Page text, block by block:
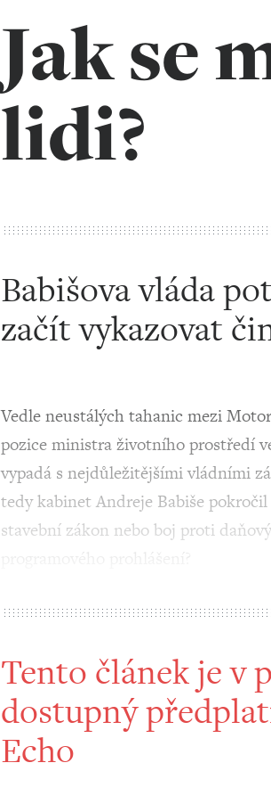
Jak se
lidi?
Babišova vláda
začít vykazovat
Vedle neustálých tahanic mezi
pozice ministra životního prostředí
vypadá s nejdůležitějšími vládními
tedy kabinet Andreje Babiše
stavební zákon nebo boj proti
Tento článek je v
dostupný
Echo